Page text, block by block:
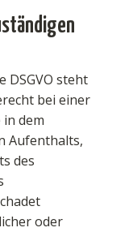
DSGVO steht
bei einer
dem
Aufenthalts,
des
oder